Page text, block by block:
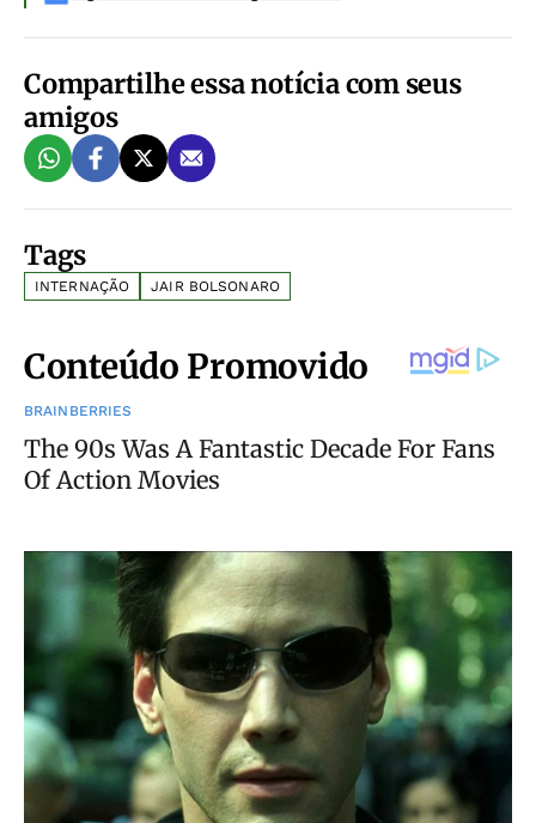
Compartilhe essa notícia com seus
amigos
Tags
INTERNAÇÃO JAIR BOLSONARO